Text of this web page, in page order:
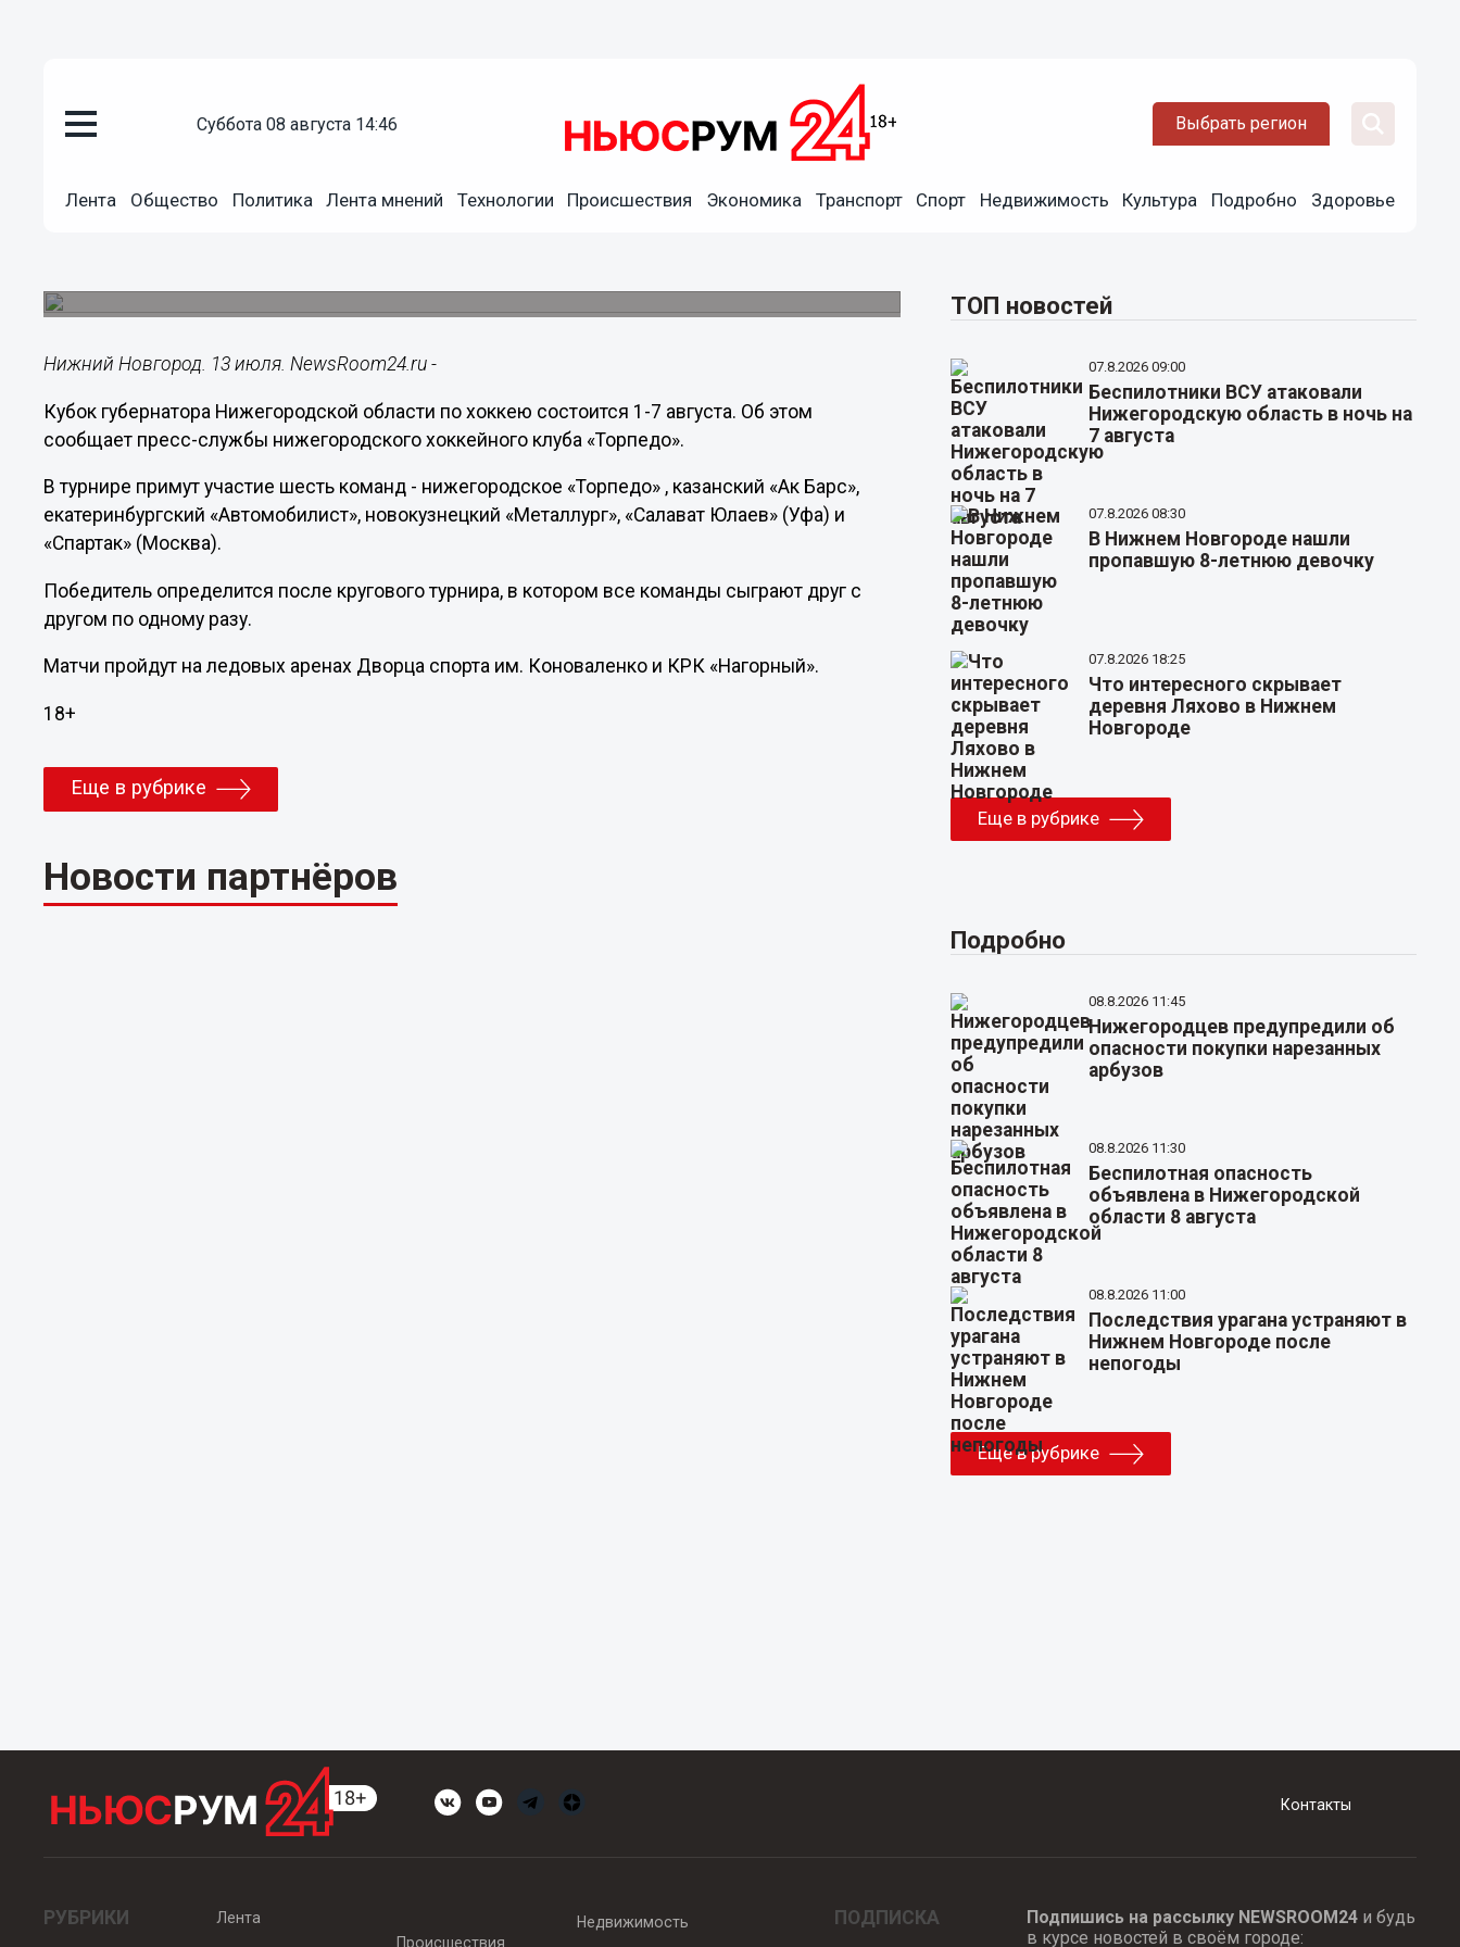
суббота 08 августа 14:46 Выбрать регион
Лента Общество Политика Лента мнений Технологии Происшествия Экономика Транспорт Спорт Недвижимость Культура Подробно Здоровье
Кубок губернатора Нижегородской области по хоккею
Нижний Новгород. 13 июля. NewsRoom24.ru -
Кубок губернатора Нижегородской области по хоккею состоится 1-7 августа. Об этом
сообщает пресс-службы нижегородского хоккейного клуба «Торпедо».
В турнире примут участие шесть команд - нижегородское «Торпедо» , казанский «Ак Барс»,
екатеринбургский «Автомобилист», новокузнецкий «Металлург», «Салават Юлаев» (Уфа) и
«Спартак» (Москва).
Победитель определится после кругового турнира, в котором все команды сыграют друг с
другом по одному разу.
Матчи пройдут на ледовых аренах Дворца спорта им. Коноваленко и КРК «Нагорный».
18+
Еще в рубрике
Новости партнёров
ТОП новостей
07.8.2026 09:00
Беспилотники ВСУ атаковали
Нижегородскую область в ночь на
7 августа
07.8.2026 08:30
В Нижнем Новгороде нашли
пропавшую 8-летнюю девочку
07.8.2026 18:25
Что интересного скрывает
деревня Ляхово в Нижнем
Новгороде
Еще в рубрике
Подробно
08.8.2026 11:45
Нижегородцев предупредили об
опасности покупки нарезанных
арбузов
08.8.2026 11:30
Беспилотная опасность
объявлена в Нижегородской
области 8 августа
08.8.2026 11:00
Последствия урагана устраняют в
Нижнем Новгороде после
непогоды
Еще в рубрике
Контакты
РУБРИКИ
Лента
Происшествия
Недвижимость ПОДПИСКА Подпишись на рассылку NEWSROOM24и будь
в курсе новостей в своём городе: